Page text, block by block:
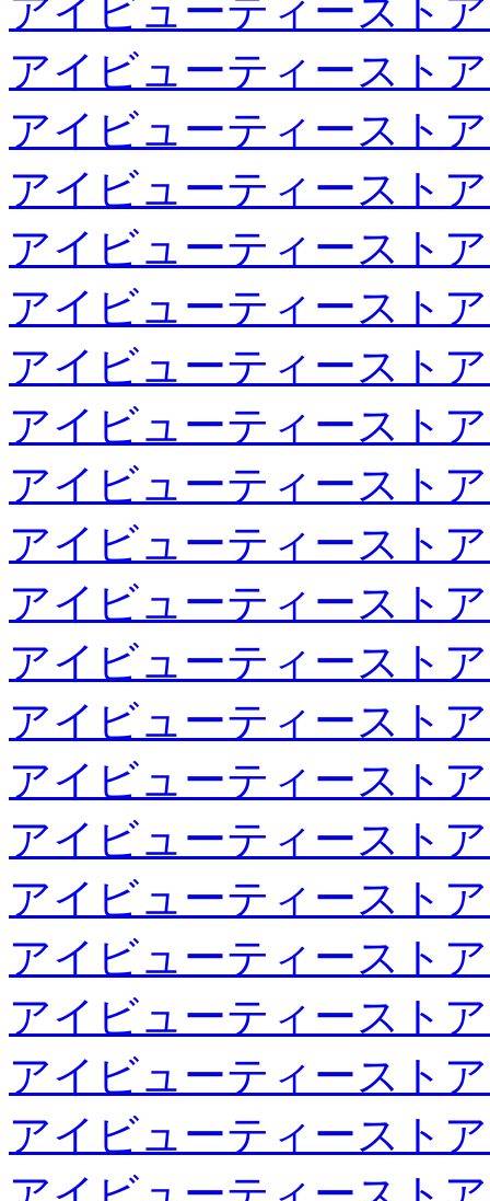
アイビューティースト
アイビューティースト
アイビューティースト
アイビューティースト
アイビューティースト
アイビューティースト
アイビューティースト
アイビューティースト
アイビューティースト
アイビューティースト
アイビューティースト
アイビューティースト
アイビューティースト
アイビューティースト
アイビューティースト
アイビューティースト
アイビューティースト
アイビューティースト
アイビューティースト
アイビューティースト